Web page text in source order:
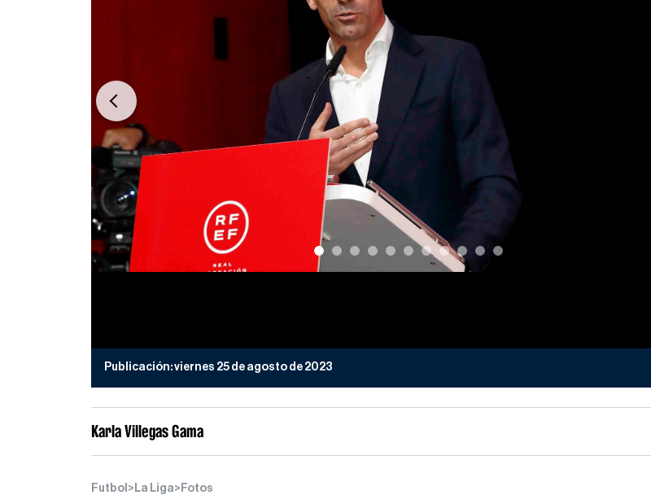
Previous
Publicación:viernes 25 de agosto de 2023
Karla Villegas Gama
Futbol > La Liga> Fotos